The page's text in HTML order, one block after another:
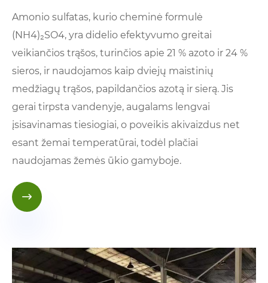
Amonio sulfatas, kurio cheminė formulė
(NH4)₂SO4, yra didelio efektyvumo greitai
veikiančios trąšos, turinčios apie 21 % azoto ir 24 %
sieros, ir naudojamos kaip dviejų maistinių
medžiagų trąšos, papildančios azotą ir sierą. Jis
gerai tirpsta vandenyje, augalams lengvai
įsisavinamas tiesiogiai, o poveikis akivaizdus net
esant žemai temperatūrai, todėl plačiai
naudojamas žemės ūkio gamyboje.
